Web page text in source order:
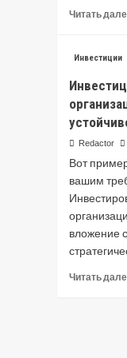
Читать
Инвестиции
Redactor
Вот
вашим
вложение
Читать